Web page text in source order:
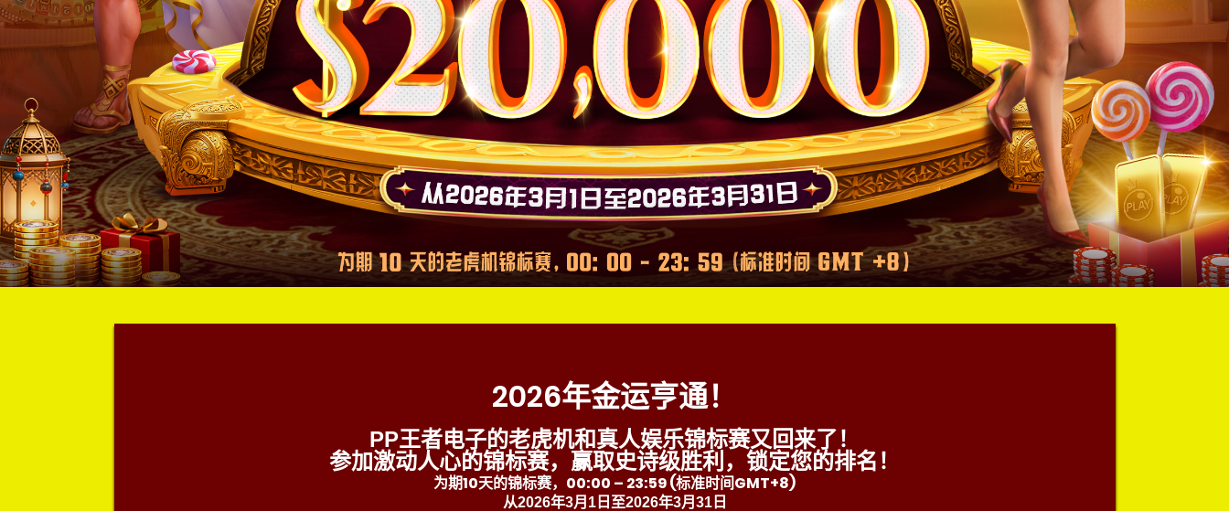
2026年金运亨通！
PP王者电子的老虎机和真人娱乐锦标赛又回来了！
参加激动人心的锦标赛，赢取史诗级胜利，锁定您的排名！
为期10天的锦标赛，00:00 – 23:59 (标准时间GMT+8)
从2026年3月1日至2026年3月31日